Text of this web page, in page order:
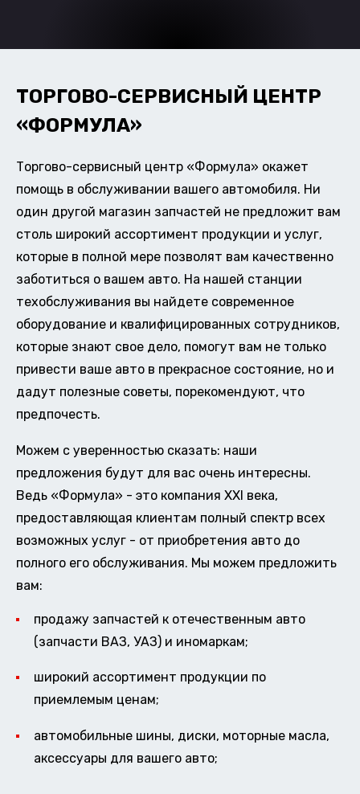
ТОРГОВО-СЕРВИСНЫЙ ЦЕНТР
«ФОРМУЛА»
Торгово-сервисный центр «Формула» окажет
помощь в обслуживании вашего автомобиля. Ни
один другой магазин запчастей не предложит вам
столь широкий ассортимент продукции и услуг,
которые в полной мере позволят вам качественно
заботиться о вашем авто. На нашей станции
техобслуживания вы найдете современное
оборудование и квалифицированных сотрудников,
которые знают свое дело, помогут вам не только
привести ваше авто в прекрасное состояние, но и
дадут полезные советы, порекомендуют, что
предпочесть.
Можем с уверенностью сказать: наши
предложения будут для вас очень интересны.
Ведь «Формула» - это компания XXI века,
предоставляющая клиентам полный спектр всех
возможных услуг - от приобретения авто до
полного его обслуживания. Мы можем предложить
вам:
продажу запчастей к отечественным авто
(запчасти ВАЗ, УАЗ) и иномаркам;
широкий ассортимент продукции по
приемлемым ценам;
автомобильные шины, диски, моторные масла,
аксессуары для вашего авто;